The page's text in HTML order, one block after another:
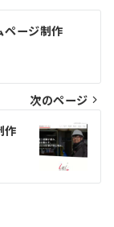
ージ制作
次のページ
作